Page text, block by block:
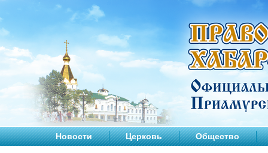
Новости Церковь Общество